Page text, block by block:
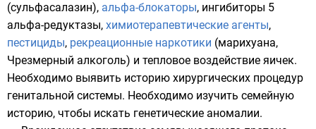
(сульфасалазин), альфа-блокаторы, ингибиторы 5
альфа-редуктазы, химиотерапевтические агенты,
пестициды, рекреационные наркотики (марихуана,
Чрезмерный алкоголь) и тепловое воздействие яичек.
Необходимо выявить историю хирургических процедур
генитальной системы. Необходимо изучить семейную
историю, чтобы искать генетические аномалии.